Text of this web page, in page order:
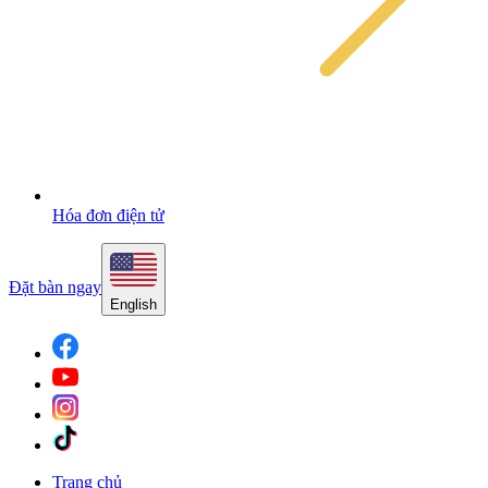
Hóa đơn điện tử
Đặt bàn ngay
English
Trang chủ